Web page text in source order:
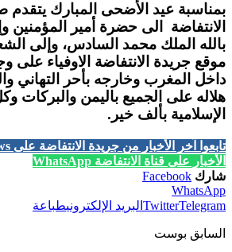
بمناسبة عيد الأضحى المبارك يتقدم
الانتفاضة الى حضرة أمير المؤمنين
بالله الملك محمد السادس، وإلى
موقع جريدة الانتفاضة الاوفياء
داخل المغرب وخارجه بأحر التهاني
هلاله على الجميع باليمن والبركات
الإسلامية بألف خير.
تابعوا آخر الأخبار من جريدة الانتفاضة على Google News
الأخبار على قناة الانتفاضة WhatsApp
شارك Facebook
WhatsApp
TwitterTelegram البريد الإلكترونيطباعة
السابق بوست